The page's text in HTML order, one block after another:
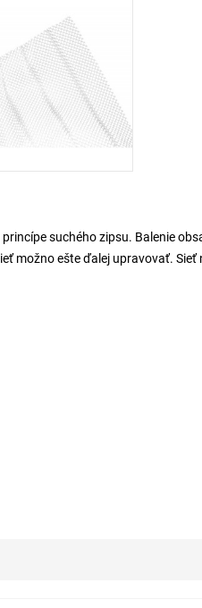
suchého zipsu. Balenie
možno ešte ďalej upravovať. Sieť